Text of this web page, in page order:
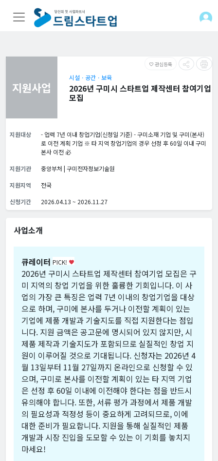
favorite_border 관심등록
지원사업
시설ㆍ공간ㆍ보육
2026년 구미시 스타트업 제작센터 참여기업
모집
지원대상
- 업력 7년 이내 창업기업(신청일 기준) - 구미소재 기업 및 구미(본사)
로 이전 계획 기업 ※ 타 지역 창업기업의 경우 선정 후 60일 이내 구미
본사 이전 必
지원기관
중앙부처 | 구미전자정보기술원
지원지역
전국
신청기간
2026.04.13 ~ 2026.11.27
사업소개
큐레이터 PICK! favorite
2026년 구미시 스타트업 제작센터 참여기업 모집은 구
미 지역의 창업 기업을 위한 훌륭한 기회입니다. 이 사
업의 가장 큰 특징은 업력 7년 이내의 창업기업을 대상
으로 하며, 구미에 본사를 두거나 이전할 계획이 있는
기업에 제품 개발과 기술지도를 직접 지원한다는 점입
니다. 지원 금액은 공고문에 명시되어 있지 않지만, 시
제품 제작과 기술지도가 포함되므로 실질적인 창업 지
원이 이루어질 것으로 기대됩니다. 신청자는 2026년 4
월 13일부터 11월 27일까지 온라인으로 신청할 수 있
으며, 구미로 본사를 이전할 계획이 있는 타 지역 기업
은 선정 후 60일 이내에 이전해야 한다는 점을 반드시
유의해야 합니다. 또한, 서류 평가 과정에서 제품 개발
의 필요성과 적정성 등이 중요하게 고려되므로, 이에
대한 준비가 필요합니다. 지원을 통해 실질적인 제품
개발과 시장 진입을 도모할 수 있는 이 기회를 놓치지
마세요!